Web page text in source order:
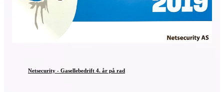
Netsecurity - Gasellebedrift 4. år på rad